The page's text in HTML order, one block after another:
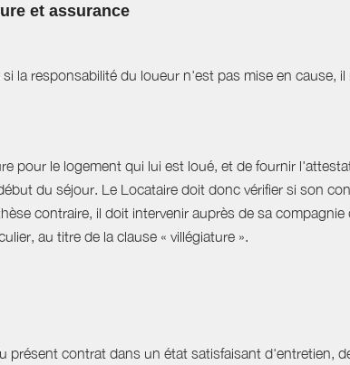
et assurance
la responsabilité du loueur n'est pas mise en cause,
pour le logement qui lui est loué, et de fournir
du séjour. Le Locataire doit donc vérifier si son
contraire, il doit intervenir auprès de sa compagnie
au titre de la clause « villégiature ».
présent contrat dans un état satisfaisant d'entretien,